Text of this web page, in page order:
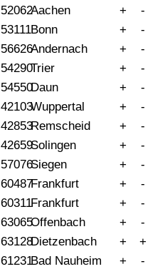
52062Aachen +
-
53111Bonn +
-
56626Andernach +
-
54290Trier +
-
54550Daun +
-
42103Wuppertal +
-
42853Remscheid +
-
42659Solingen +
-
57076Siegen +
-
60487Frankfurt +
-
60311Frankfurt +
-
63065Offenbach +
-
63128Dietzenbach +
+
61231Bad Nauheim +
-